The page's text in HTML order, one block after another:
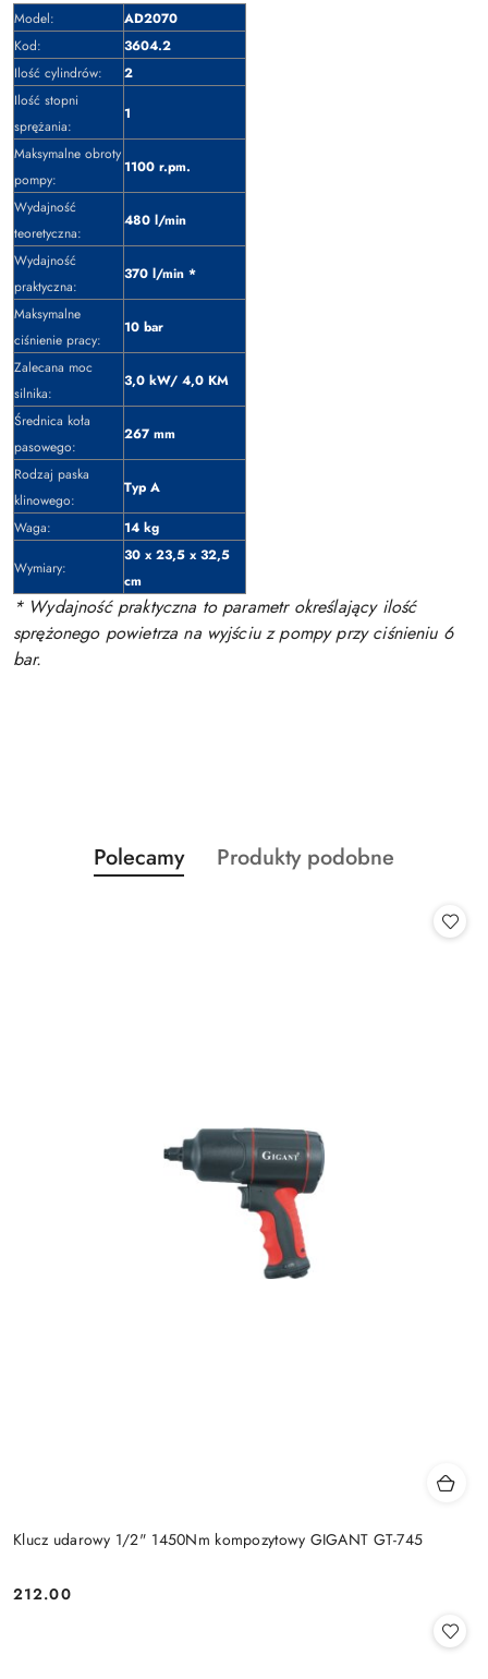
Model:
AD2070
Kod:
3604.2
Ilość cylindrów:
2
Ilość stopni
sprężania:
1
Maksymalne obroty
pompy:
1100 r.pm.
Wydajność
teoretyczna:
480 l/min
Wydajność
praktyczna:
370 l/min *
Maksymalne
ciśnienie pracy:
10 bar
Zalecana moc
silnika:
3,0 kW/ 4,0 KM
Średnica koła
pasowego:
267 mm
Rodzaj paska
klinowego:
Typ A
Waga: 14 kg
Wymiary:
30 x 23,5 x 32,5
cm
* Wydajność praktyczna to parametr określający ilość
sprężonego powietrza na wyjściu z pompy przy ciśnieniu 6
bar.
Pomiń karuzelę produktów
Produkty
o
Polecamy
Produkty
Produkty podobne
Klucz udarowy 1/2" 1450Nm kompozytowy GIGANT GT-745
Cena:
212.00